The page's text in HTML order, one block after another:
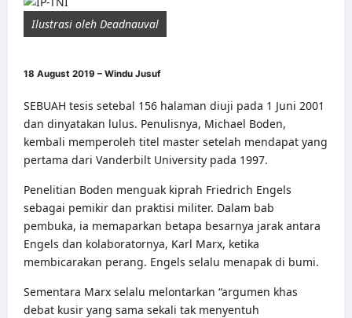
Ilustrasi oleh Deadnauval
18 August 2019 – Windu Jusuf
SEBUAH tesis setebal 156 halaman diuji pada 1 Juni 2001
dan dinyatakan lulus. Penulisnya, Michael Boden,
kembali memperoleh titel master setelah mendapat yang
pertama dari Vanderbilt University pada 1997.
Penelitian Boden menguak kiprah Friedrich Engels
sebagai pemikir dan praktisi militer. Dalam bab
pembuka, ia memaparkan betapa besarnya jarak antara
Engels dan kolaboratornya, Karl Marx, ketika
membicarakan perang. Engels selalu menapak di bumi.
Sementara Marx selalu melontarkan “argumen khas
debat kusir yang sama sekali tak menyentuh